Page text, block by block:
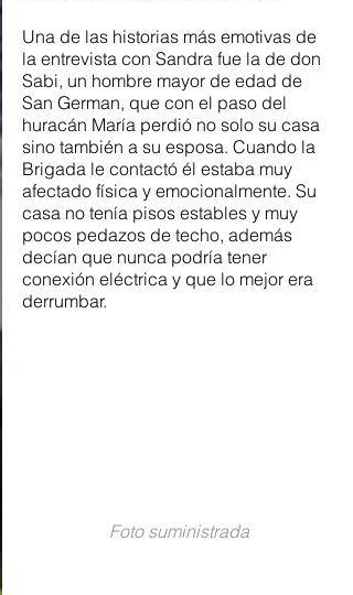
Una de las historias más emotivas de
la entrevista con Sandra fue la de don
Sabi, un hombre mayor de edad de
San German, que con el paso del
huracán María perdió no solo su casa
sino también a su esposa. Cuando la
Brigada le contactó él estaba muy
afectado física y emocionalmente. Su
casa no tenía pisos estables y muy
pocos pedazos de techo, además
decían que nunca podría tener
conexión eléctrica y que lo mejor era
derrumbar.
Foto suministrada